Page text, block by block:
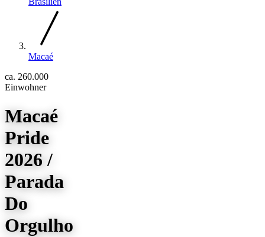
Macaé
ca. 260.000
Einwohner
Macaé
Pride
2026 /
Parada
Do
Orgulho